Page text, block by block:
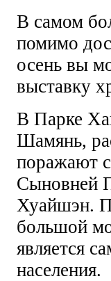
В самом
помимо
осень вы
выставку
В Парке
Шамянь,
поражают
Сыновней
Хуайшэн.
большой
является
населения.